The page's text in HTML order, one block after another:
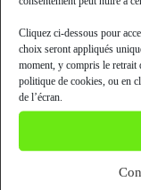
Cliquez ci-dessous pour
choix seront appliqués
moment, y compris le retrait
politique de cookies, ou en
de l’écran.